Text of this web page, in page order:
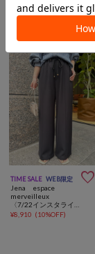
TIME SALE WEB限定 
Jena espace
merveilleux
¥8,910 (10%OFF)